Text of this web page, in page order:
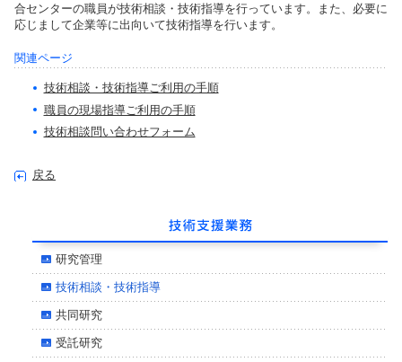
合センターの職員が技術相談・技術指導を行っています。また、必要に
応じまして企業等に出向いて技術指導を行います。
関連ページ
技術相談・技術指導ご利用の手順
職員の現場指導ご利用の手順
技術相談問い合わせフォーム
戻る
研究管理
技術相談・技術指導
共同研究
受託研究